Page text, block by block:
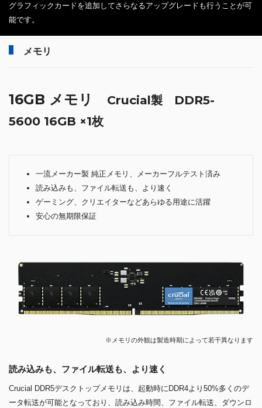
グラフィックカードを追加してさらなるアップグレードも行うことが可
能です。
メモリ
16GB メモリ
Crucial製 DDR5-
5600 16GB ×1枚
一流メーカー製 純正メモリ、メーカーフルテスト済み
読み込みも、ファイル転送も、より速く
ゲーミング、クリエイターなどあらゆる用途に活躍
安心の無期限保証
※メモリの外観は製造時期によって若干異なります
読み込みも、ファイル転送も、より速く
Crucial DDR5デスクトップメモリは、起動時にDDR4より50%多くのデ
ータ転送が可能となっており、読み込み時間、ファイル転送、ダウンロ